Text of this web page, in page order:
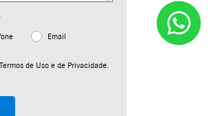
Email
de Uso e de Privacidade.